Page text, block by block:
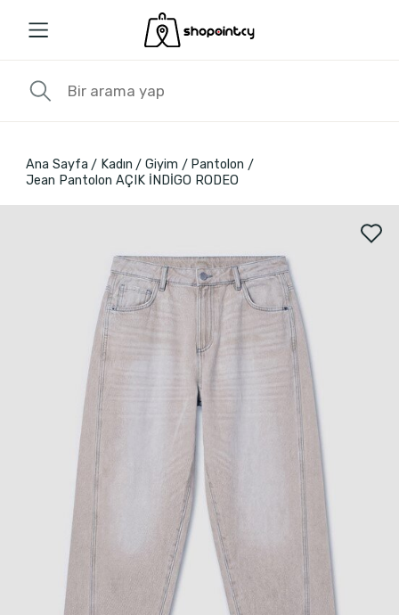
Ana Sayfa Kadın Giyim
Pantolon
Jean Pantolon AÇIK İNDİGO RODEO